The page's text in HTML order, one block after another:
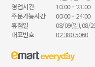
영업시간
10:00 - 23:00
주문가능시간
00:00 - 24:00
휴점일
08/09(일),08/
대표번호
02 380 5060